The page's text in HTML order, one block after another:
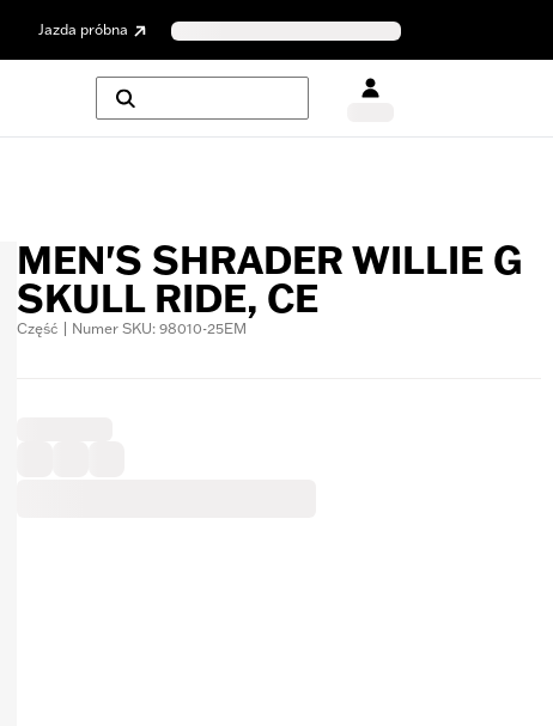
Jazda próbna
MEN'S SHRADER WILLIE G
SKULL RIDE, CE
Część | Numer SKU: 98010-25EM